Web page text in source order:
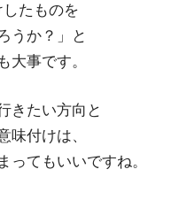
たものを
うか？」と
大事です。
きたい方向と
味付けは、
ってもいいですね。